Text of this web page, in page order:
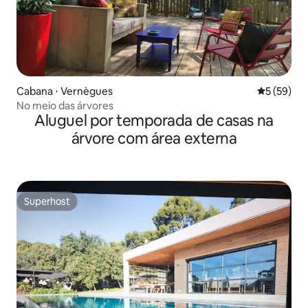
Cabana ⋅ Vernègues 5 de uma
5 (59)
No meio das árvores
Aluguel por temporada de casas na
árvore com área externa
Superhost
Superhost